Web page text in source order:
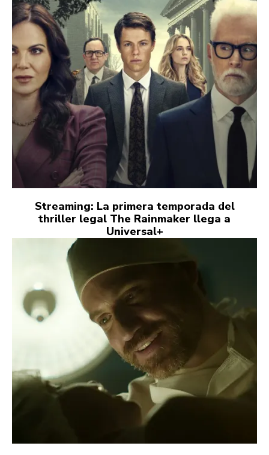
Streaming: La primera temporada del
thriller legal The Rainmaker llega a
Universal+